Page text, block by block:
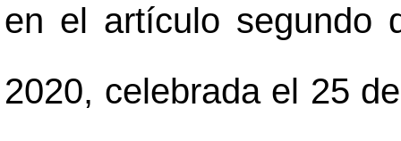
en el artículo segundo
2020, celebrada el 25